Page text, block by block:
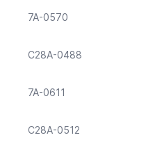
7A-0570
C28A-0488
7A-0611
C28A-0512